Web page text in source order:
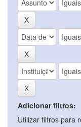
Adicionar filtros:
Utilizar filtros para